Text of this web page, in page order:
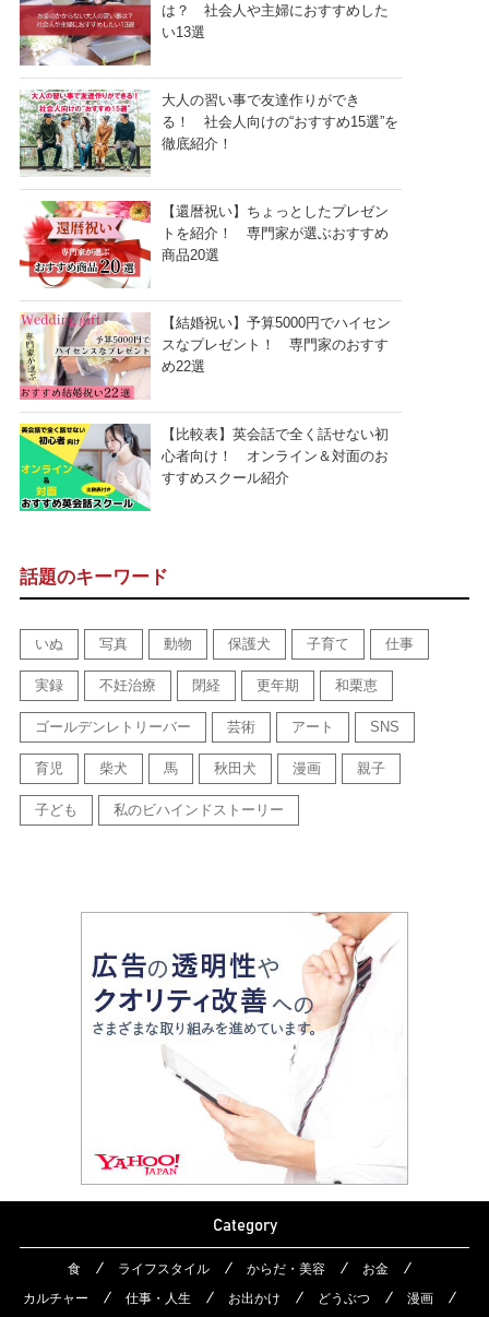
は？ 社会人や主婦におすすめした
い13選
大人の習い事で友達作りができ
る！ 社会人向けの“おすすめ15選”を
徹底紹介！
【還暦祝い】ちょっとしたプレゼン
トを紹介！ 専門家が選ぶおすすめ
商品20選
【結婚祝い】予算5000円でハイセン
スなプレゼント！ 専門家のおすす
め22選
【比較表】英会話で全く話せない初
心者向け！ オンライン＆対面のお
すすめスクール紹介
話題のキーワード
いぬ 写真 動物 保護犬 子育て 仕事
実録 不妊治療 閉経 更年期 和栗恵
ゴールデンレトリーバー 芸術 アート SNS
育児 柴犬 馬 秋田犬 漫画 親子
子ども 私のビハインドストーリー
Category
食 ライフスタイル からだ・美容
お金
カルチャー
仕事・人生 お出かけ どうぶつ 漫画